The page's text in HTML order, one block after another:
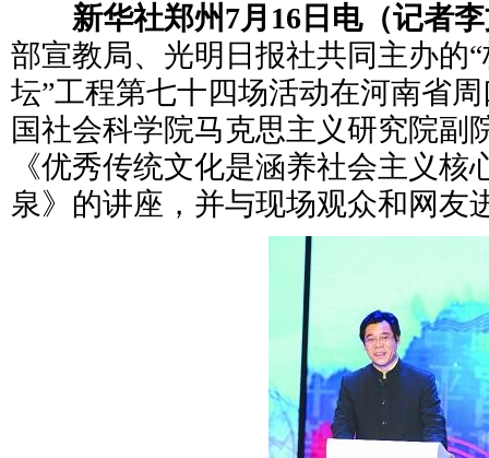
新华社郑州7月16日电（记者李
部宣教局、光明日报社共同主办的
坛”工程第七十四场活动在河南省
国社会科学院马克思主义研究院副
《优秀传统文化是涵养社会主义核
泉》的讲座，并与现场观众和网友